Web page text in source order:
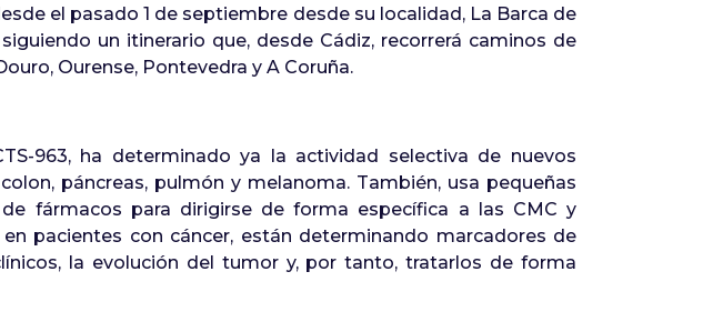
el pasado 1 de septiembre desde su localidad, La Barca de
siguiendo un itinerario que, desde Cádiz, recorrerá caminos de
Ourense, Pontevedra y A Coruña.
963, ha determinado ya la actividad selectiva de nuevos
páncreas, pulmón y melanoma. También, usa pequeñas
fármacos para dirigirse de forma específica a las CMC y
pacientes con cáncer, están determinando marcadores de
la evolución del tumor y, por tanto, tratarlos de forma